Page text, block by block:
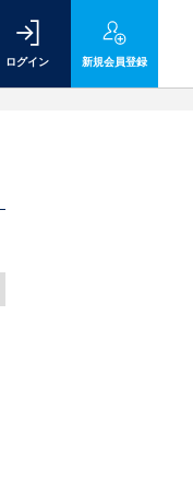
ログイン 新規会員登録